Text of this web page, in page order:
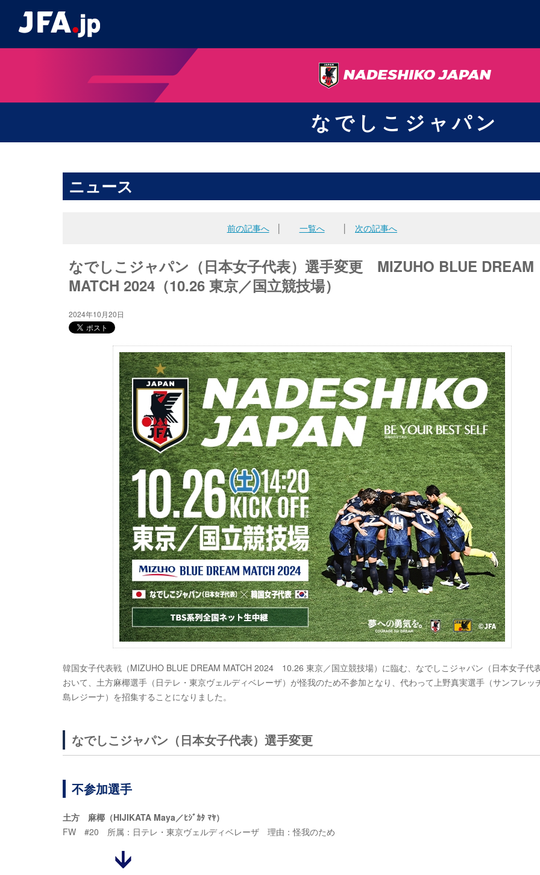
なでしこジャパン
ニュース
前の記事へ│ 一覧へ 次の記事へ
なでしこジャパン（日本女子代表）選手変更 MIZUHO BLUE DREAM
MATCH 2024（10.26 東京／国立競技場）
2024年10月20日
韓国女子代表戦（MIZUHO BLUE DREAM MATCH 2024 10.26 東京／国立競技場）に臨む、なでしこジャパン（日本女子代
おいて、土方麻椰選手（日テレ・東京ヴェルディベレーザ）が怪我のため不参加となり、代わって上野真実選手（サンフレッ
島レジーナ）を招集することになりました。
なでしこジャパン（日本女子代表）選手変更
不参加選手
土方 麻椰（HIJIKATA Maya／ﾋｼﾞｶﾀ ﾏﾔ）
FW #20 所属：日テレ・東京ヴェルディベレーザ 理由：怪我のため